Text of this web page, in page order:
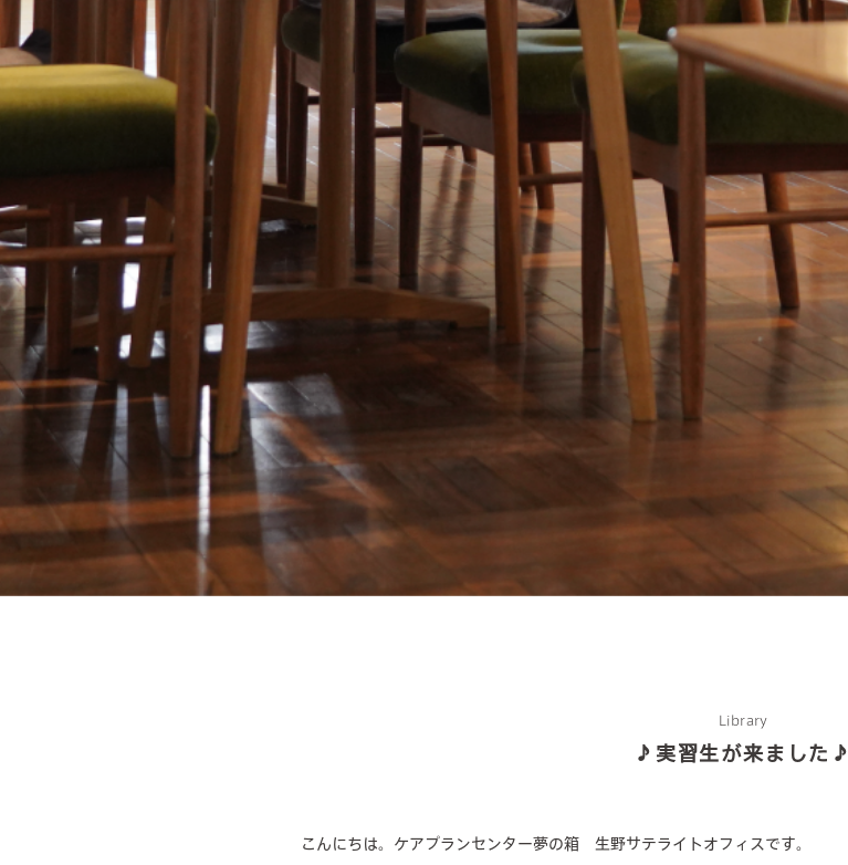
care plan center
Library
♪実習生が来ました♪
こんにちは。ケアプランセンター夢の箱 生野サテライトオフィスです。